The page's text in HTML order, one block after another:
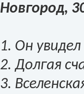
Новгород,
1. Он
2. Долгая
3.